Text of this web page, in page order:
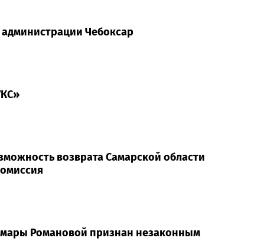
Чебоксар
возврата Самарской области
Романовой признан незаконным